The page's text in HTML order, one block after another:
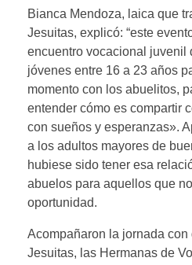
Bianca Mendoza, laica que
Jesuitas, explicó: “este
encuentro vocacional juvenil
jóvenes entre 16 a 23 años
momento con los abuelitos,
entender cómo es compartir
con sueños y esperanzas».
a los adultos mayores de
hubiese sido tener esa
abuelos para aquellos que
oportunidad.
Acompañaron la jornada
Jesuitas, las Hermanas de